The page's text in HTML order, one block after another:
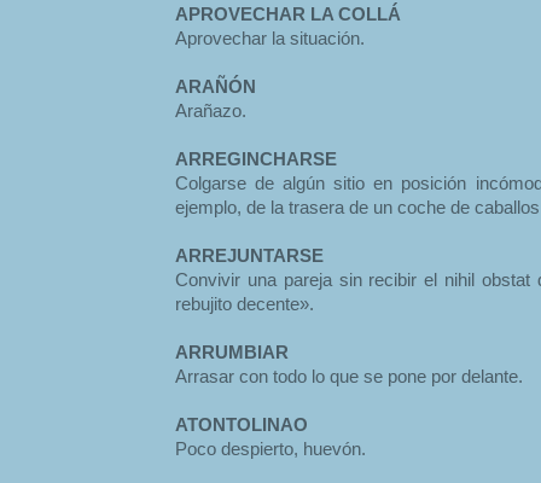
APROVECHAR LA COLLÁ
Aprovechar la situación.
ARAÑÓN
Arañazo.
ARREGINCHARSE
Colgarse de algún sitio en posición
ejemplo, de la trasera de un coche de
ARREJUNTARSE
Convivir una pareja sin recibir el nihil
rebujito decente».
ARRUMBIAR
Arrasar con todo lo que se pone por delante.
ATONTOLINAO
Poco despierto, huevón.